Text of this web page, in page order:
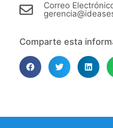
Correo
Comparte esta